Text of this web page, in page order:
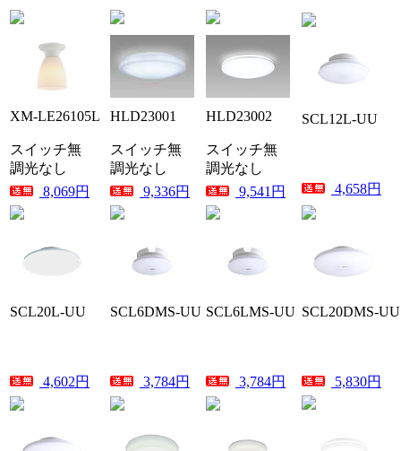
XM-LE26105L
スイッチ無
調光なし
8,069円
HLD23001
スイッチ無
調光なし
9,336円
HLD23002
スイッチ無
調光なし
9,541円
SCL12L-UU
4,658円
SCL20L-UU
4,602円
SCL6DMS-UU
3,784円
SCL6LMS-UU
3,784円
SCL20DMS-UU
5,830円